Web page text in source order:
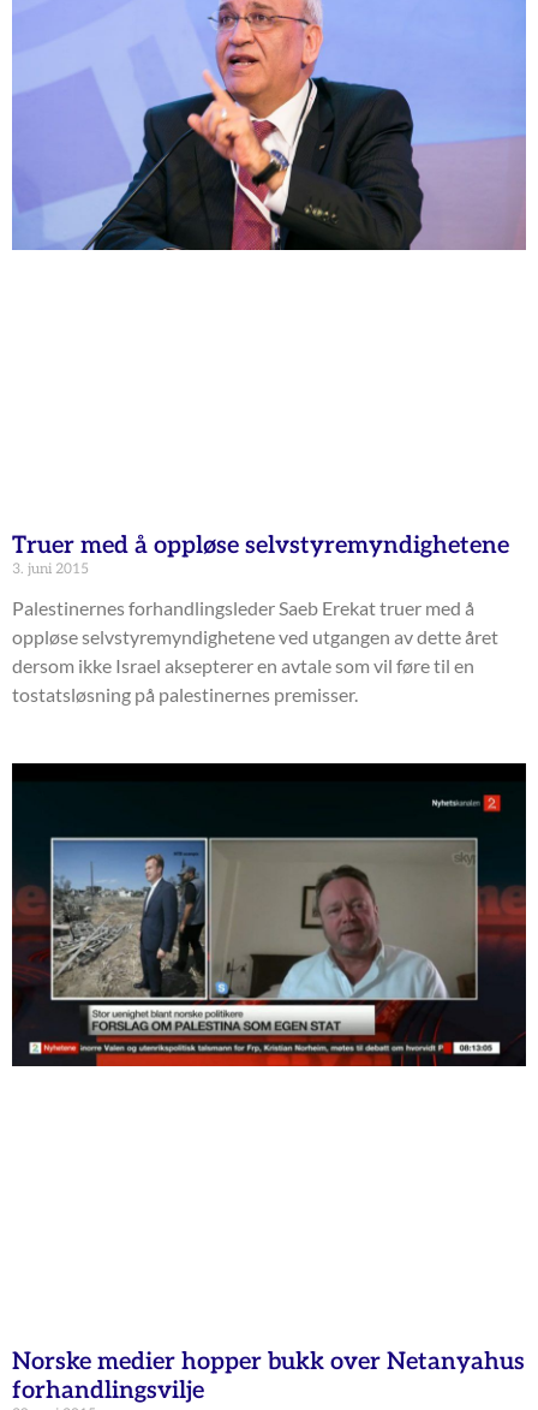
Truer med å oppløse selvstyremyndighetene
3. juni 2015
Palestinernes forhandlingsleder Saeb Erekat truer med å
oppløse selvstyremyndighetene ved utgangen av dette året
dersom ikke Israel aksepterer en avtale som vil føre til en
tostatsløsning på palestinernes premisser.
Norske medier hopper bukk over Netanyahus
forhandlingsvilje